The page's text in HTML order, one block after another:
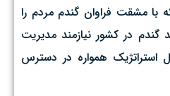
با مشقت فراوان گندم مردم را
گندم در کشور نیازمند مدیریت
همواره در دسترس